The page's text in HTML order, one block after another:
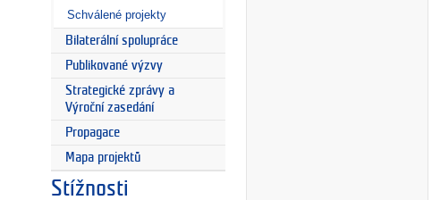
Schválené projekty
Bilaterální spolupráce
Publikované výzvy
Strategické zprávy a
Výroční zasedání
Propagace
Mapa projektů
Stížnosti